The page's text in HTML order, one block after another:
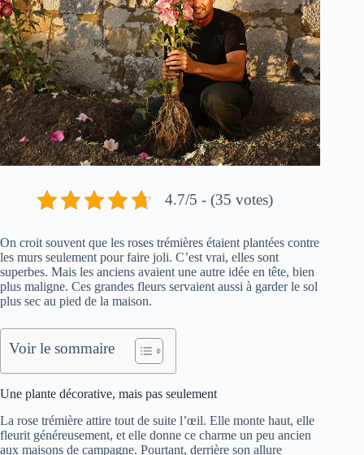
4.7/5 - (35 votes)
On croit souvent que les roses trémières étaient plantées contre
les murs seulement pour faire joli. C’est vrai, elles sont
superbes. Mais les anciens avaient une autre idée en tête, bien
plus maligne. Ces grandes fleurs servaient aussi à garder le sol
plus sec au pied de la maison.
Voir le sommaire
Une plante décorative, mais pas seulement
La rose trémière attire tout de suite l’œil. Elle monte haut, elle
fleurit généreusement, et elle donne ce charme un peu ancien
aux maisons de campagne. Pourtant, derrière son allure